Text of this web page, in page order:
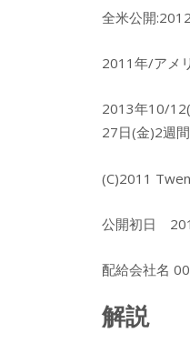
全米公開
2011年/アメ
2013年10/
27日(金)2週
(C)2011
公開初日
配給会社名
解説